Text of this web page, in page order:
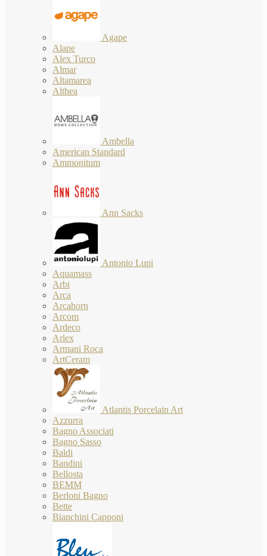
Agape
Alape
Alex Turco
Almar
Altamarea
Althea
Ambella
American Standard
Ammonitum
Ann Sacks
Antonio Lupi
Aquamass
Arbi
Arca
Arcahorn
Arcom
Ardeco
Arlex
Armani Roca
ArtCeram
Atlantis Porcelain Art
Azzurra
Bagno Associati
Bagno Sasso
Baldi
Bandini
Bellosta
BEMM
Berloni Bagno
Bette
Bianchini Capponi